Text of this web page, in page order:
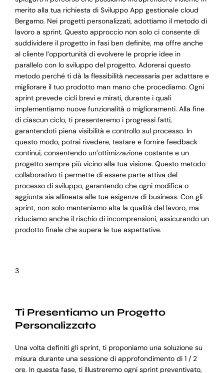
merito alla tua richiesta di Sviluppo App gestionale cloud
Bergamo. Nei progetti personalizzati, adottiamo il metodo di
lavoro a sprint. Questo approccio non solo ci consente di
suddividere il progetto in fasi ben definite, ma offre anche
al cliente l’opportunità di evolvere le proprie idee in
parallelo con lo sviluppo del progetto. Adorerai questo
metodo perché ti dà la flessibilità necessaria per adattare e
migliorare il tuo prodotto man mano che procediamo. Ogni
sprint prevede cicli brevi e mirati, durante i quali
implementiamo nuove funzionalità o miglioramenti. Alla fine
di ciascun ciclo, ti presenteremo i progressi fatti,
garantendoti piena visibilità e controllo sul processo. In
questo modo, potrai rivedere, testare e fornire feedback
continui, consentendo un’ottimizzazione costante e un
progetto sempre più vicino alla tua visione. Questo metodo
collaborativo ti permette di essere parte attiva del
processo di sviluppo, garantendo che ogni modifica o
aggiunta sia allineata alle tue esigenze di business. Con gli
sprint, non solo manteniamo alta la qualità del lavoro, ma
riduciamo anche il rischio di incomprensioni, assicurando un
prodotto finale che supera le tue aspettative.
3
Ti Presentiamo un Progetto
Personalizzato
Una volta definiti gli sprint, ti proponiamo una soluzione su
misura durante una sessione di approfondimento di 1 / 2
ore. In questa fase, ti illustreremo ogni sprint preventivato,